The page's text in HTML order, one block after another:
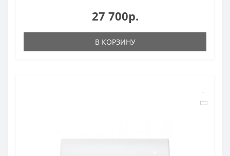
27 700р.
В КОРЗИНУ